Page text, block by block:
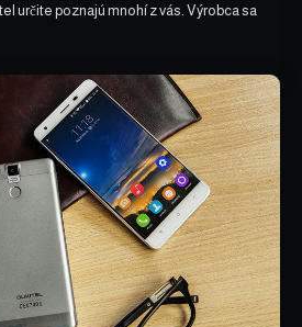
určite poznajú mnohí z vás. Výrobca sa